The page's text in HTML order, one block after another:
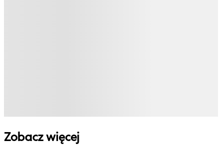
Zobacz więcej